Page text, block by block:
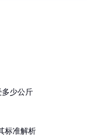
多少公斤
标准解析